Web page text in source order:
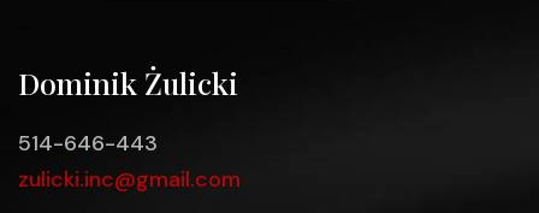
Dominik Żulicki
514-646-443
zulicki.inc@gmail.com